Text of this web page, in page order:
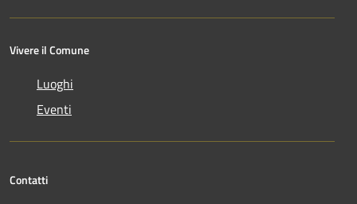
Vivere il Comune
Luoghi
Eventi
Contatti